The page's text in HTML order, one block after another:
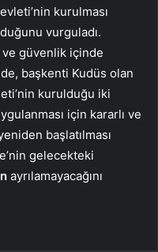
kurulması
vurguladı.
ve güvenlik içinde
başkenti Kudüs olan
kurulduğu iki
için kararlı ve
başlatılması
gelecekteki
ayrılamayacağını